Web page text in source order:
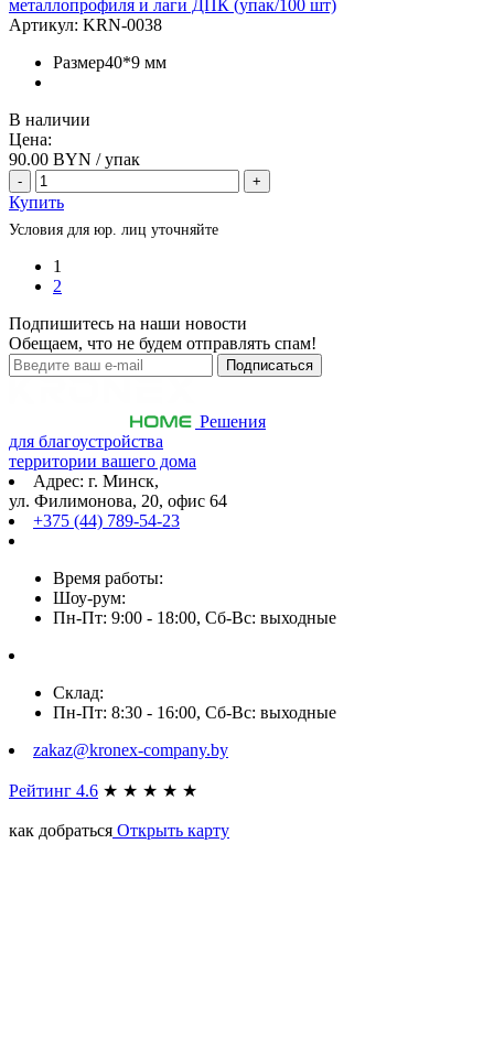
металлопрофиля и лаги ДПК (упак/100 шт)
Артикул: KRN-0038
Размер40*9 мм
В наличии
Цена:
90.00 BYN / упак
- +
Купить
Условия для юр. лиц уточняйте
1
2
Подпишитесь на наши новости
Обещаем, что не будем отправлять спам!
Решения
для благоустройства
территории вашего дома
Адрес: г. Минск,
ул. Филимонова, 20, офис 64
+375 (44) 789-54-23
Время работы:
Шоу-рум:
Пн-Пт: 9:00 - 18:00, Сб-Вс: выходные
Склад:
Пн-Пт: 8:30 - 16:00, Сб-Вс: выходные
zakaz@kronex-company.by
Рейтинг 4.6 ★ ★ ★ ★ ★
как добраться Открыть карту